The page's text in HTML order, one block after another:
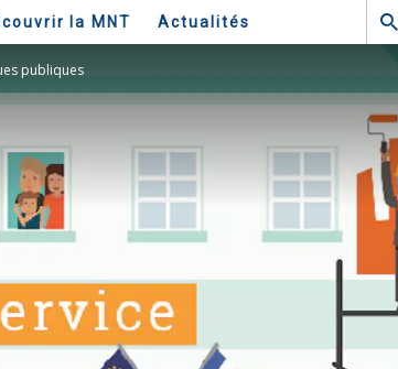
la MNT Actualités
publiques